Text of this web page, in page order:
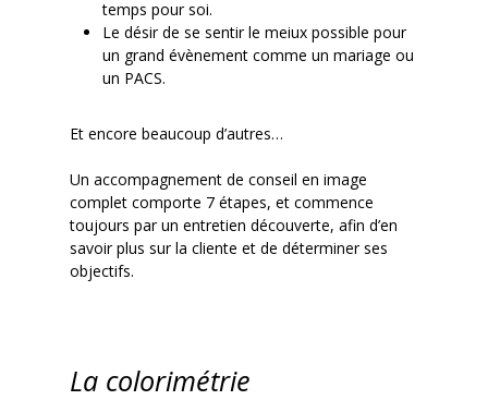
temps pour soi.
Le désir de se sentir le meiux possible pour
un grand évènement comme un mariage ou
un PACS.
Et encore beaucoup d’autres…
Un accompagnement de conseil en image
complet comporte 7 étapes, et commence
toujours par un entretien découverte, afin d’en
savoir plus sur la cliente et de déterminer ses
objectifs.
La colorimétrie